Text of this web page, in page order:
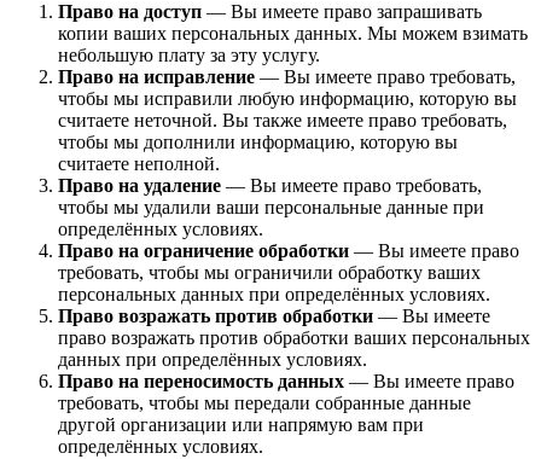
Право на доступ — Вы имеете право запрашивать
копии ваших персональных данных. Мы можем взимать
небольшую плату за эту услугу.
Право на исправление — Вы имеете право требовать,
чтобы мы исправили любую информацию, которую вы
считаете неточной. Вы также имеете право требовать,
чтобы мы дополнили информацию, которую вы
считаете неполной.
Право на удаление — Вы имеете право требовать,
чтобы мы удалили ваши персональные данные при
определённых условиях.
Право на ограничение обработки — Вы имеете право
требовать, чтобы мы ограничили обработку ваших
персональных данных при определённых условиях.
Право возражать против обработки — Вы имеете
право возражать против обработки ваших персональных
данных при определённых условиях.
Право на переносимость данных — Вы имеете право
требовать, чтобы мы передали собранные данные
другой организации или напрямую вам при
определённых условиях.